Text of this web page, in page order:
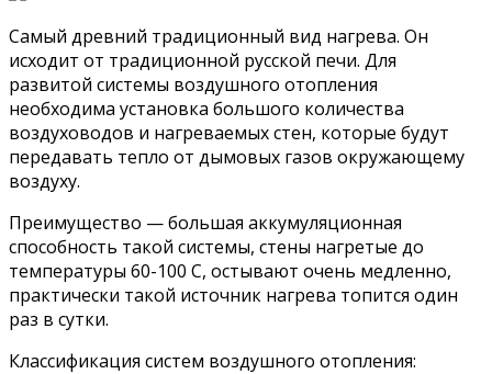
Самый древний традиционный вид нагрева. Он
исходит от традиционной русской печи. Для
развитой системы воздушного отопления
необходима установка большого количества
воздуховодов и нагреваемых стен, которые будут
передавать тепло от дымовых газов окружающему
воздуху.
Преимущество — большая аккумуляционная
способность такой системы, стены нагретые до
температуры 60-100 С, остывают очень медленно,
практически такой источник нагрева топится один
раз в сутки.
Классификация систем воздушного отопления: